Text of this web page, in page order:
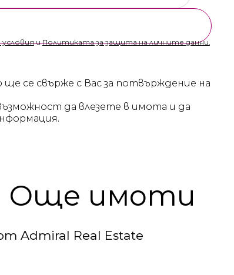
иПолитиката за защита на личните данни.
се свърже с Вас за потвърждение на
да влезете в имота и да
Още имоти
Admiral Real Estate